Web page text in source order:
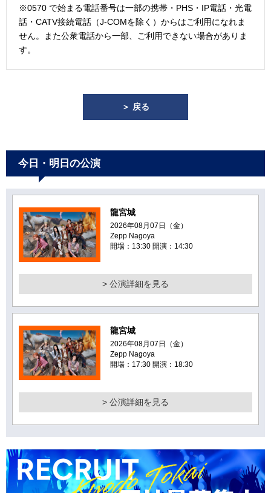
※0570 で始まる電話番号は一部の携帯・PHS・IP電話・光電
話・CATV接続電話（J-COMを除く）からはご利用になれま
せん。また公衆電話から一部、ご利用できない場合がありま
す。
＞ 戻る
今日・明日の公演
龍宮城
2026年08月07日（金）
Zepp Nagoya
開場：13:30 開演：14:30
> 公演詳細を見る
龍宮城
2026年08月07日（金）
Zepp Nagoya
開場：17:30 開演：18:30
> 公演詳細を見る